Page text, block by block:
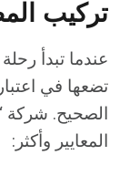
تركيب
عندما تبدأ
تضعها في
الصحيح. شركة
المعايير وأكثر: